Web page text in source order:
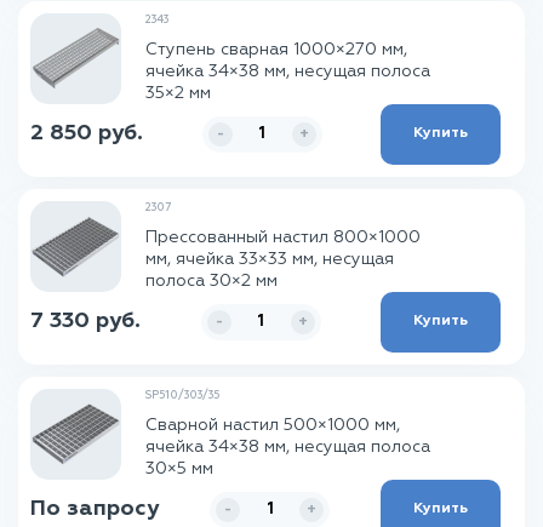
2343
Ступень сварная 1000×270 мм,
ячейка 34×38 мм, несущая полоса
35×2 мм
2 850 руб. - + Купить
2307
Прессованный настил 800×1000
мм, ячейка 33×33 мм, несущая
полоса 30×2 мм
7 330 руб. - + Купить
SP510/303/35
Сварной настил 500×1000 мм,
ячейка 34×38 мм, несущая полоса
30×5 мм
По запросу - + Купить